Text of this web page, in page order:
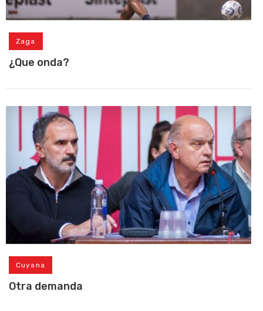
Zaga
¿Que onda?
Cuyana
Otra demanda